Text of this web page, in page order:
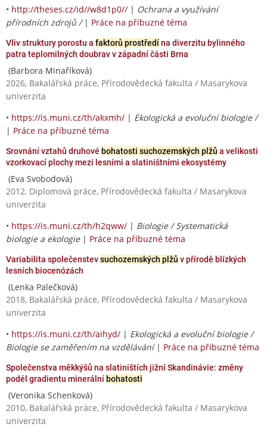
• http://theses.cz/id//w8d1p0// | Ochrana a využívání
přírodních zdrojů / | Práce na příbuzné téma
Vliv struktury porostu a faktorů prostředína diverzitu bylinného
patra teplomilných doubrav v západní části Brna
(Barbora Minaříková)
2026, Bakalářská práce, Přírodovědecká fakulta / Masarykova
univerzita
• https://is.muni.cz/th/akxmh/ | Ekologická a evoluční biologie /
| Práce na příbuzné téma
Srovnání vztahů druhové bohatosti suchozemských plžů a velikosti
vzorkovací plochy mezi lesními a slatiništními ekosystémy
(Eva Svobodová)
2012, Diplomová práce, Přírodovědecká fakulta / Masarykova
univerzita
• https://is.muni.cz/th/h2qww/ | Biologie / Systematická
biologie a ekologie| Práce na příbuzné téma
Variabilita společenstevsuchozemských plžů v přírodě blízkých
lesních biocenózách
(Lenka Palečková)
2018, Bakalářská práce, Přírodovědecká fakulta / Masarykova
univerzita
• https://is.muni.cz/th/aihyd/ | Ekologická a evoluční biologie /
Biologie se zaměřením na vzdělávání| Práce na příbuzné téma
Společenstva měkkýšů na slatiništích jižní Skandinávie: změny
podél gradientu minerálníbohatosti
(Veronika Schenková)
2010, Bakalářská práce, Přírodovědecká fakulta / Masarykova
univerzita